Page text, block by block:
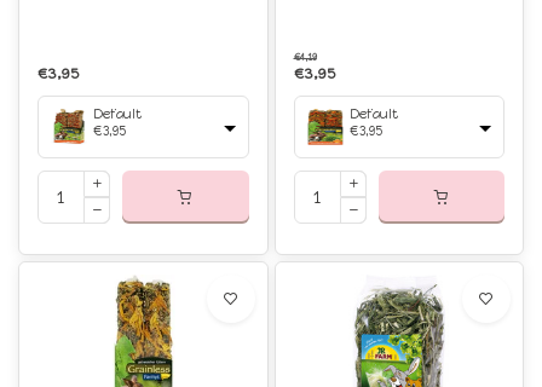
€3,95
Default
€3,95
€4,19
€3,95
Default
€3,95